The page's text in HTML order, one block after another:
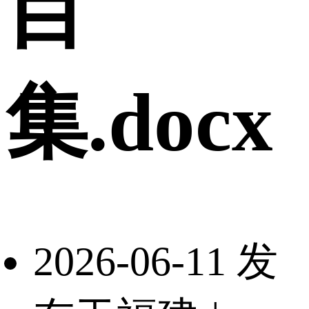
集.docx
2026-06-11 发